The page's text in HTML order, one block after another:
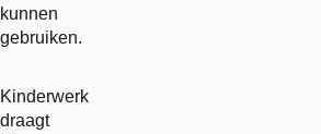
kunnen
gebruiken.
Kinderwerk
draagt